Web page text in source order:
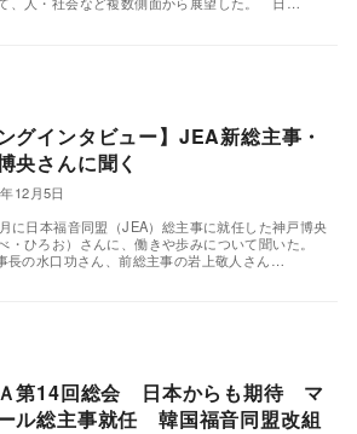
ングインタビュー】JEA新総主事・
央さんに聞く
12月5日
に日本福音同盟（JEA）総主事に就任した神戸博央
・ひろお）さんに、働きや歩みについて聞いた。
長の水口功さん、前総主事の岩上敬人さん…
第14回総会 日本からも期待 マ
ル総主事就任 韓国福音同盟改組